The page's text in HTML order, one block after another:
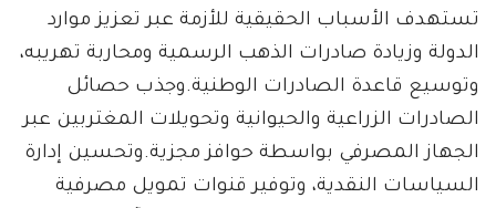
تستهدف الأسباب الحقيقية للأزمة عبر تعزيز موارد
الدولة وزيادة صادرات الذهب الرسمية ومحاربة تهريبه،
وتوسيع قاعدة الصادرات الوطنية.وجذب حصائل
الصادرات الزراعية والحيوانية وتحويلات المغتربين عبر
الجهاز المصرفي بواسطة حوافز مجزية.وتحسين إدارة
السياسات النقدية، وتوفير قنوات تمويل مصرفية